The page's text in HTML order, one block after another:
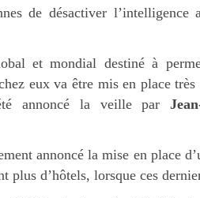
de désactiver
et mondial destiné à
eux va être mis en place
annoncé la veille par
annoncé la mise en place
plus d’hôtels, lorsque ces